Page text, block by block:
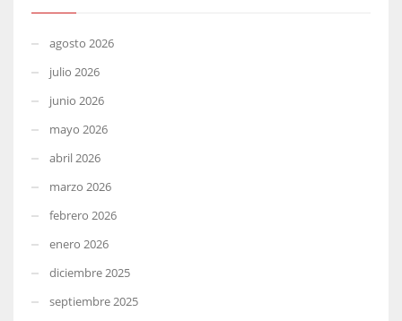
agosto 2026
julio 2026
junio 2026
mayo 2026
abril 2026
marzo 2026
febrero 2026
enero 2026
diciembre 2025
septiembre 2025